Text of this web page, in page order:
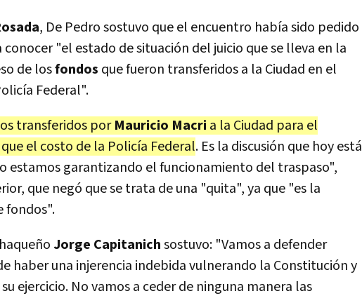
, De Pedro sostuvo que el encuentro había sido pedido
"el estado de situación del juicio que se lleva en la
de losfondos que fueron transferidos a la Ciudad en el
Federal".
transferidos porMauricio Macri a la Ciudad para el
el costo de la Policía Federal. Es la discusión que hoy está
estamos garantizando el funcionamiento del traspaso",
que negó que se trata de una "quita", ya que "es la
fondos".
Jorge Capitanichsostuvo: "Vamos a defender
haber una injerencia indebida vulnerando la Constitución y
ejercicio. No vamos a ceder de ninguna manera las